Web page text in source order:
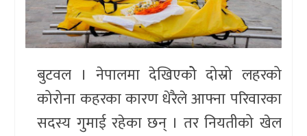
अन्तर्वार्ता
बुटवल । नेपालमा देखिएकोे दोस्रो लहरको
कोरोना कहरका कारण धेरैले आफ्ना परिवारका
सदस्य गुमाई रहेका छन् । तर नियतीको खेल